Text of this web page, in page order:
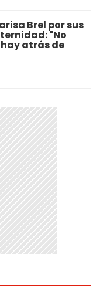
Brel por sus
"No
atrás de